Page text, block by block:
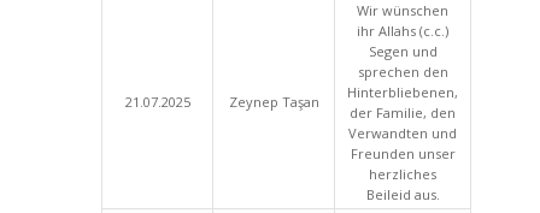
21.07.2025 Zeynep Taşan
Wir wünschen
ihr Allahs (c.c.)
Segen und
sprechen den
Hinterbliebenen,
der Familie, den
Verwandten und
Freunden unser
herzliches
Beileid aus.